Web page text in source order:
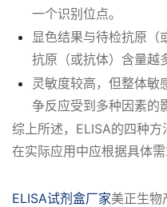
一个识别位点。
显色结果与待检抗原（
抗原（或抗体）含量越
灵敏度较高，但整体敏
争反应受到多种因素的
综上所述，ELISA的四种方
在实际应用中应根据具体需
ELISA试剂盒厂家美正生